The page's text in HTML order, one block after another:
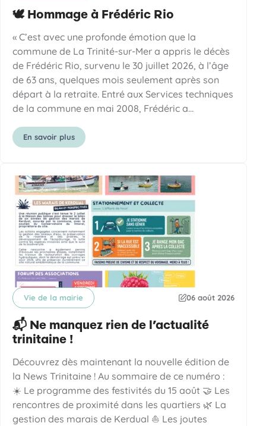
🕊️ Hommage à Frédéric Rio
« C’est avec une profonde émotion que la
commune de La Trinité-sur-Mer a appris le décès
de Frédéric Rio, survenu le 30 juillet 2026, à l’âge
de 63 ans, quelques mois seulement après son
départ à la retraite. Entré aux Services techniques
de la commune en mai 2008, Frédéric a…
En savoir plus
📬 Ne manquez rien de l’actualité
trinitaine !
Catégorie
Vie de la mairie Date de publication
06 août 2026
Découvrez dès maintenant la nouvelle édition de
la News Trinitaine ! Au sommaire de ce numéro :
☀️ Le programme des festivités du 15 août 🤝 Les
rencontres de proximité dans les quartiers 🌿 La
gestion des marais de Kerdual ⛵ Les joutes